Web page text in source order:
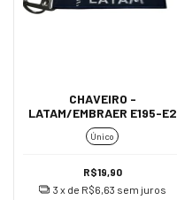
CHAVEIRO -
LATAM/EMBRAER E195-E2
Único
R$19,90
3 x de R$6,63 sem juros